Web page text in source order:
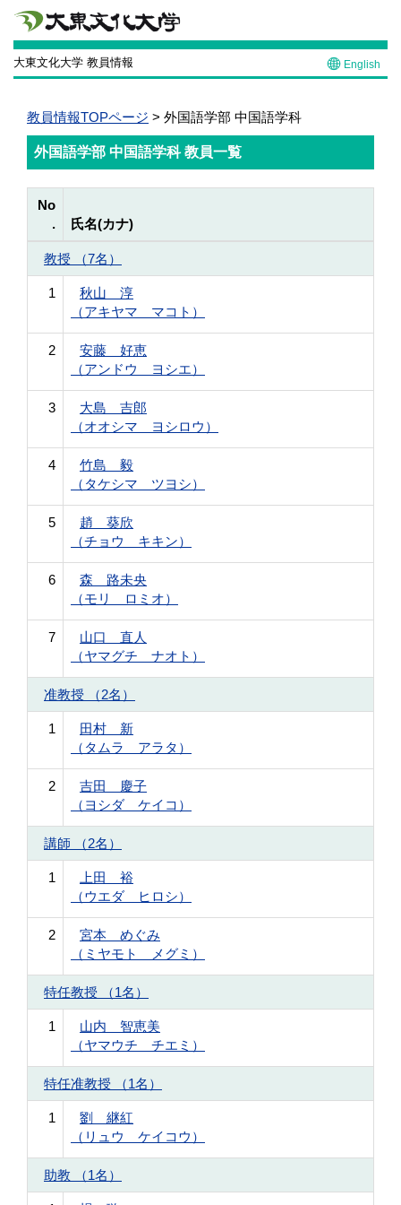
大東文化大学 教員情報 English
教員情報TOPページ > 外国語学部 中国語学科
外国語学部 中国語学科 教員一覧
No
.
氏名(カナ)
教授 （7名）
1
秋山 淳
（アキヤマ マコト）
2
安藤 好恵
（アンドウ ヨシエ）
3
大島 吉郎
（オオシマ ヨシロウ）
4
竹島 毅
（タケシマ ツヨシ）
5
趙 葵欣
（チョウ キキン）
6
森 路未央
（モリ ロミオ）
7
山口 直人
（ヤマグチ ナオト）
准教授 （2名）
1
田村 新
（タムラ アラタ）
2
吉田 慶子
（ヨシダ ケイコ）
講師 （2名）
1
上田 裕
（ウエダ ヒロシ）
2
宮本 めぐみ
（ミヤモト メグミ）
特任教授 （1名）
1
山内 智恵美
（ヤマウチ チエミ）
特任准教授 （1名）
1
劉 継紅
（リュウ ケイコウ）
助教 （1名）